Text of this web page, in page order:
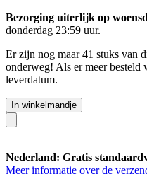
Bezorging uiterlijk op
donderdag 23:59 uur.
Er zijn nog maar 41 stuks van
onderweg! Als er meer
leverdatum.
In winkelmandje
Nederland: Gratis
Meer informatie over de